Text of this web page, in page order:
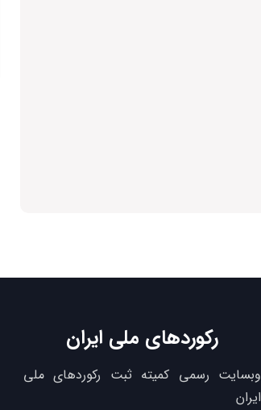
رکوردهای ملی ایران
وبسایت رسمی کمیته ثبت رکوردهای ملی
ایران